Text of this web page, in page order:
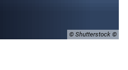
© Shutterstock